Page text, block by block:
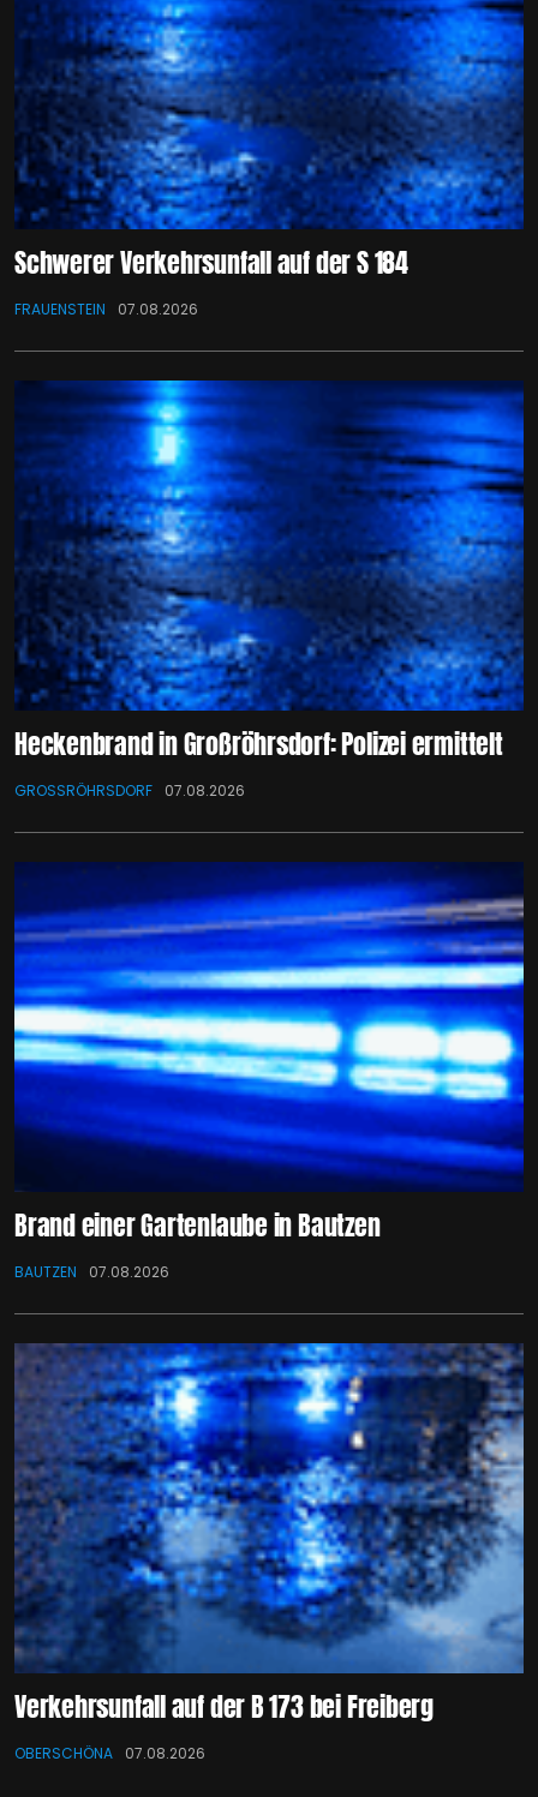
Schwerer Verkehrsunfall auf der S 184
FRAUENSTEIN 07.08.2026
Heckenbrand in Großröhrsdorf: Polizei ermittelt
GROSSRÖHRSDORF 07.08.2026
Brand einer Gartenlaube in Bautzen
BAUTZEN 07.08.2026
Verkehrsunfall auf der B 173 bei Freiberg
OBERSCHÖNA 07.08.2026